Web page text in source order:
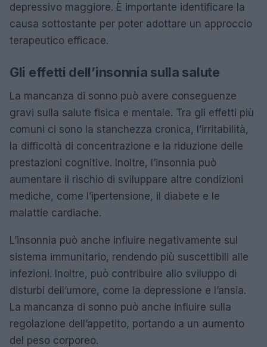
depressivo maggiore. È importante identificare la
causa sottostante per poter adottare un approccio
terapeutico efficace.
Gli effetti dell’insonnia sulla salute
La mancanza di sonno può avere conseguenze
gravi sulla salute fisica e mentale. Tra gli effetti più
comuni ci sono la stanchezza cronica, l’irritabilità,
la difficoltà di concentrazione e la riduzione delle
prestazioni cognitive. Inoltre, l’insonnia può
aumentare il rischio di sviluppare altre condizioni
mediche, come l’ipertensione, il diabete e le
malattie cardiache.
L’insonnia può anche influire negativamente sul
sistema immunitario, rendendo più suscettibili alle
infezioni. Inoltre, può contribuire allo sviluppo di
disturbi dell’umore, come la depressione e l’ansia.
La mancanza di sonno può anche influire sulla
regolazione dell’appetito, portando a un aumento
del peso corporeo.